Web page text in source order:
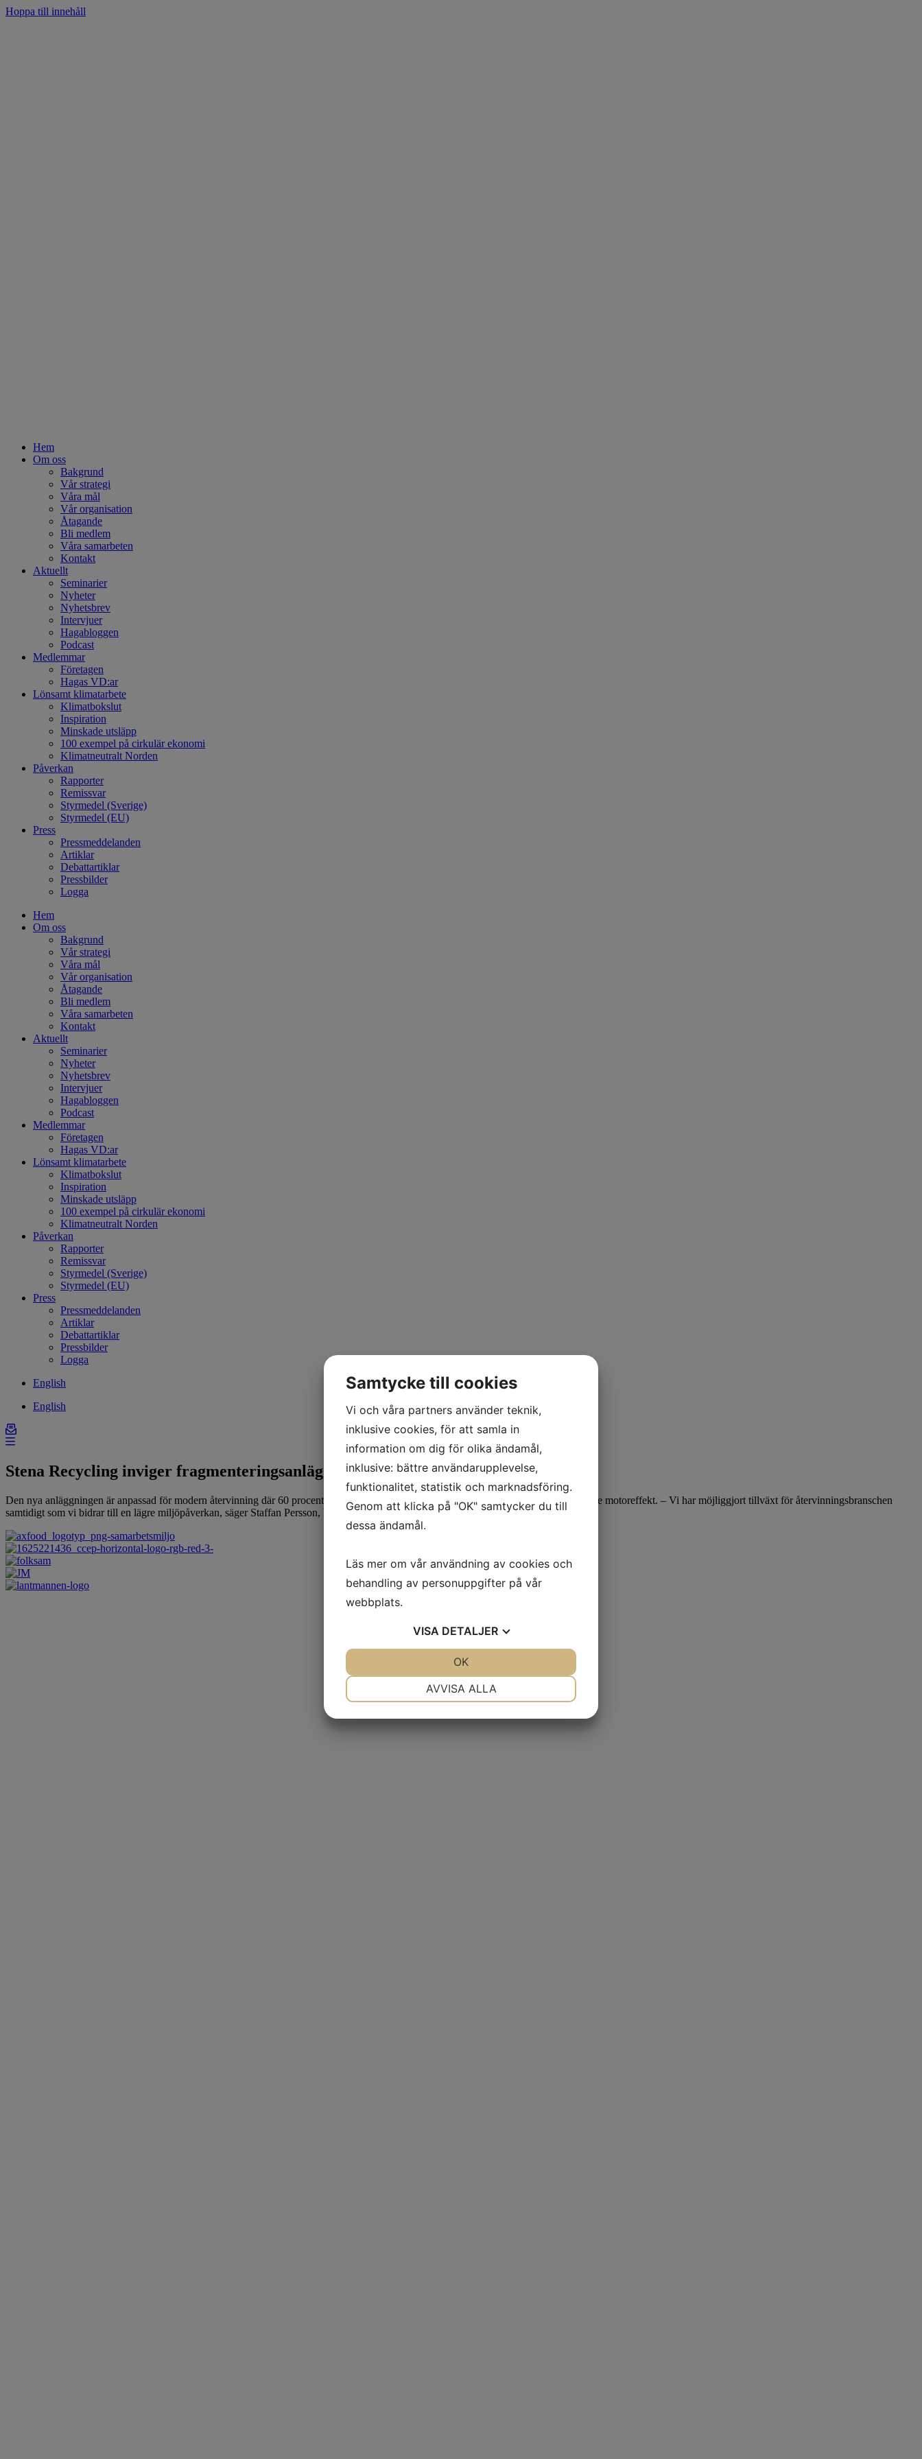
Hoppa till innehåll
Hem
Om oss
Bakgrund
Vår strategi
Våra mål
Vår organisation
Åtagande
Bli medlem
Våra samarbeten
Kontakt
Aktuellt
Seminarier
Nyheter
Nyhetsbrev
Intervjuer
Hagabloggen
Podcast
Medlemmar
Företagen
Hagas VD:ar
Lönsamt klimatarbete
Klimatbokslut
Inspiration
Minskade utsläpp
100 exempel på cirkulär ekonomi
Klimatneutralt Norden
Påverkan
Rapporter
Remissvar
Styrmedel (Sverige)
Styrmedel (EU)
Press
Pressmeddelanden
Artiklar
Debattartiklar
Pressbilder
Logga
Hem
Om oss
Bakgrund
Vår strategi
Våra mål
Vår organisation
Åtagande
Bli medlem
Våra samarbeten
Kontakt
Aktuellt
Seminarier
Nyheter
Nyhetsbrev
Intervjuer
Hagabloggen
Podcast
Medlemmar
Företagen
Hagas VD:ar
Lönsamt klimatarbete
Klimatbokslut
Inspiration
Minskade utsläpp
100 exempel på cirkulär ekonomi
Klimatneutralt Norden
Påverkan
Rapporter
Remissvar
Styrmedel (Sverige)
Styrmedel (EU)
Press
Pressmeddelanden
Artiklar
Debattartiklar
Pressbilder
Logga
English
English
Stena Recycling inviger fragmenteringsanläggning
Den nya anläggningen är anpassad för modern återvinning där 60 procent mer återvinningsmaterial nu kan bearbetas med 15 procent lägre motoreffekt. – Vi har möjliggjort tillväxt för återvinningsbranschen
samtidigt som vi bidrar till en lägre miljöpåverkan, säger Staffan Persson, VD på Stena Recycling AB.
Samtycke till cookies
Vi och våra partners använder teknik,
inklusive cookies, för att samla in
information om dig för olika ändamål,
inklusive: bättre användarupplevelse,
funktionalitet, statistik och marknadsföring.
Genom att klicka på "OK" samtycker du till
dessa ändamål.
Läs mer om vår användning av cookies och
behandling av personuppgifter på vår
webbplats.
VISA DETALJER
AVVISA ALLA
OK